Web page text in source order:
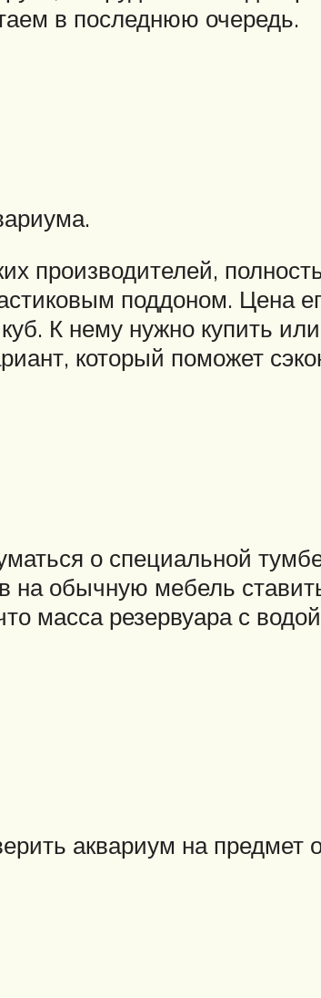
в последнюю очередь.
производителей,
поддоном. Цена
К нему нужно купить
который поможет
о специальной
обычную мебель
масса резервуара с
аквариум на предмет